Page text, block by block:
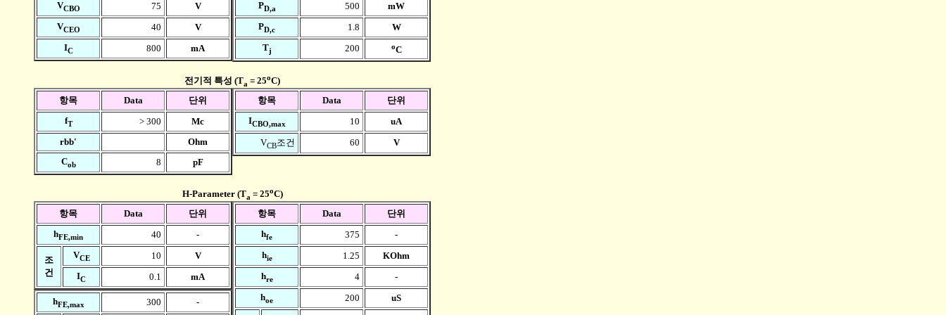
VCBO 75
V
VCEO 40
V
IC 800 mA
PD,a 500
mW
PD,c 1.8
W
Tj 200 oC
전기적 특성 (Ta = 25oC)
항목
Data
단위
fT > 300
Mc
rbb'
Ohm
Cob 8 pF
항목 Data
단위
ICBO,max 10
uA
VCB조건 60 V
H-Parameter (Ta = 25oC)
항목
Data
단위
hFE,min 40 -
조
건
VCE 10
V
IC 0.1 mA
hFE,max 300 -
항목 Data
단위
hfe 375
-
hie 1.25
KOhm
hre 4
-
hoe 200
uS